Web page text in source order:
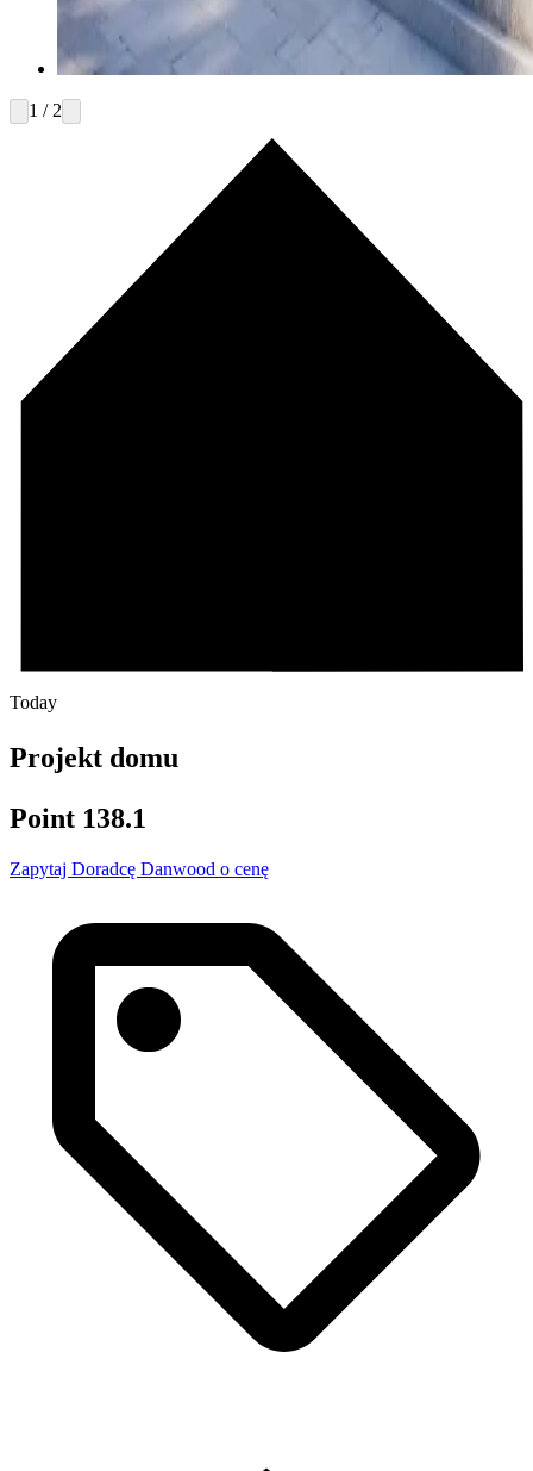
1 / 2
Today
Projekt domu
Point 138.1
Zapytaj Doradcę Danwood o cenę